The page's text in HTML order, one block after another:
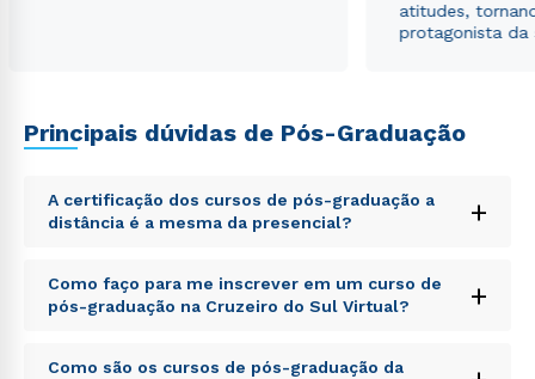
atitudes,
protagonista da
Principais dúvidas de Pós-Graduação
A certificação dos cursos de pós-graduação a
distância é a mesma da presencial?
+
Sed ut perspiciatis unde omnis iste natus error sit
voluptatem accusantium doloremque laudantium,
totam rem aperiam, eaque ipsa quae ab illo inventore
explicabo. Nemo enim ipsam voluptatem quia
Como faço para me inscrever em um curso de
pós-graduação na Cruzeiro do Sul Virtual?
+
Sed ut perspiciatis unde omnis iste natus error sit
Como são os cursos de pós-graduação da
Estou de acordo com aPolítica de Privacidade.e
autorizo que meus dados sejam utilizados para o